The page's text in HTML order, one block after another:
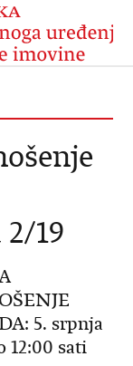
19
5. srpnja
12:00 sati